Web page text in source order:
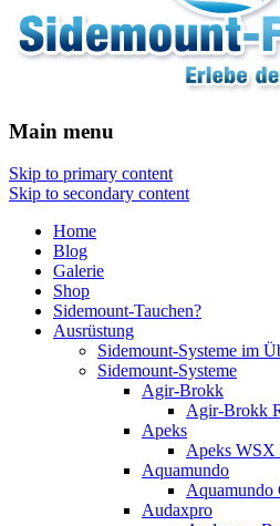
Main menu
Skip to primary content
Skip to secondary content
Home
Blog
Galerie
Shop
Sidemount-Tauchen?
Ausrüstung
Sidemount-Systeme im
Sidemount-Systeme
Agir-Brokk
Agir-Brokk
Apeks
Apeks WSX
Aquamundo
Aquamundo
Audaxpro